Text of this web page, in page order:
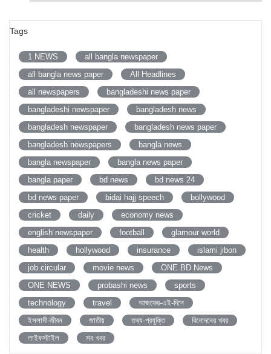
Tags
1 NEWS
all bangla newspaper
all bangla news paper
All Headlines
all newspapers
bangladeshi news paper
bangladeshi newspaper
bangladesh news
bangladesh newspaper
bangladesh news paper
bangladesh newspapers
bangla news
bangla newspaper
bangla news paper
bangla paper
bd news
bd news 24
bd news paper
bidai hajj speech
bollywood
cricket
daily
economy news
english newspaper
football
glamour world
health
hollywood insurance
islami jibon
job circular
movie news
ONE BD News
ONE NEWS
probashi news
sports
technology
travel
আজকের-এই-দিনে
ইসলামী-জীবন
জাতীয় তথ্য-প্রযুক্তি
বিনোদনের খবর
লাইফস্টাইল
সব খবর